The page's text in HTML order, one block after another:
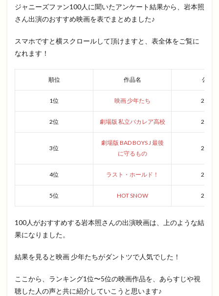
ジャニーズファン100人に聞いたアンケート結果から、岩本照
さん出演のおすすめ映画を表でまとめました♪
スマホですと横スクロールして頂けますと、表全体をご覧に
なれます！
順位 作品名 公開年
1位 映画 少年たち 2019
2位 劇場版 私立バカレア高校 2012
3位
劇場版 BAD BOYS J 最後
に守るもの
2014
4位 ラスト・ホールド！ 2018
5位 HOT SNOW 2011
100人がおすすめする岩本照さんの出演映画は、上のような結
果になりました。
結果を見ると映画 少年たちがダントツで人気でした！
ここから、ランキング1位〜5位の映画作品を、あらすじや視
聴した人の声と共に紹介していこうと思います♪